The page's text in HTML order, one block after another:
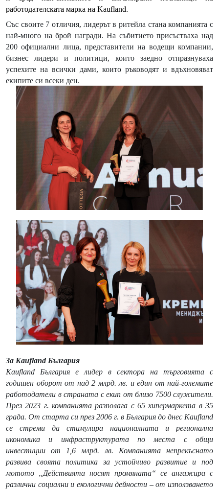
работодателската марка на Kaufland.
Със своите 7 отличия, лидерът в ритейла стана компанията с
най-много на брой награди. На събитието присъстваха над
200 официални лица, представители на водещи компании,
бизнес лидери и политици, които заедно отпразнуваха
успехите на всички дами, които ръководят и вдъхновяват
екипите си всеки ден.
За Kaufland България
Kaufland България е лидер в сектора на търговията с
годишен оборот от над 2 млрд. лв. и един от най-големите
работодатели в страната с екип от близо 7500 служители.
През 2023 г. компанията разполага с 65 хипермаркета в 35
града. От старта си през 2006 г. в България до днес Kaufland
се стреми да стимулира националната и регионална
икономика и инфраструктурата по места с общи
инвестиции от 1,6 млрд. лв. Компанията непрекъснато
развива своята политика за устойчиво развитие и под
мотото „Действията носят промяната“ се ангажира с
различни социални и екологични дейности – от използването